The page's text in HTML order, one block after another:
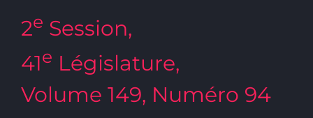
2e Session,
41e Législature,
Volume 149, Numéro 94